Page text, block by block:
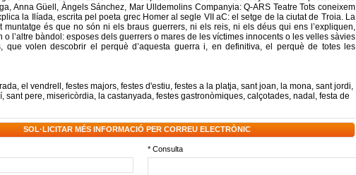
Anna Güell, Àngels Sánchez, Mar Ulldemolins Companyia: Q-ARS Teatre Tots coneixem
la Ilíada, escrita pel poeta grec Homer al segle VII aC: el setge de la ciutat de Troia. La
muntatge és que no són ni els braus guerrers, ni els reis, ni els déus qui ens l’expliquen,
o l’altre bàndol: esposes dels guerrers o mares de les víctimes innocents o les velles sàvies
que volen descobrir el perquè d’aquesta guerra i, en definitiva, el perquè de totes les
, el vendrell , festes majors, festes d'estiu, festes a la platja, sant joan, la mona, sant jordi,
, sant pere, misericòrdia, la castanyada, festes gastronòmiques, calçotades, nadal , festa de
SOL·LICITAR MÉS INFORMACIÓ PER CORREU ELECTRÒNIC
* Consulta